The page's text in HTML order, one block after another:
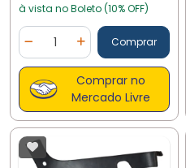
à vista no Boleto (10% OFF)
Diminuir Quantidade
Quantidade
Adicionar Quantidade
Comprar
Comprar no
Mercado Livre